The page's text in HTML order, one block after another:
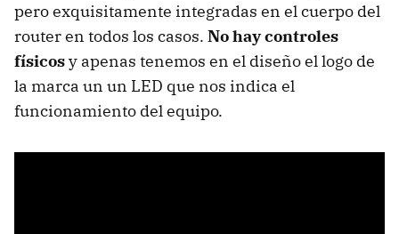
pero exquisitamente integradas en el cuerpo del
router en todos los casos. No hay controles
físicosy apenas tenemos en el diseño el logo de
la marca un un LED que nos indica el
funcionamiento del equipo.